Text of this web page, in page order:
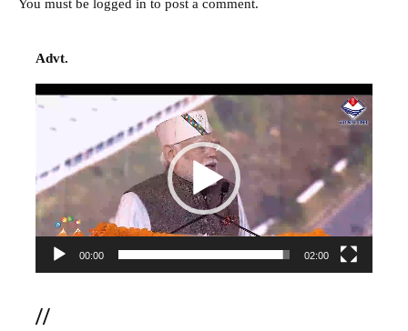
You must be logged in to post a comment.
Advt.
Video
00:00 02:00
//